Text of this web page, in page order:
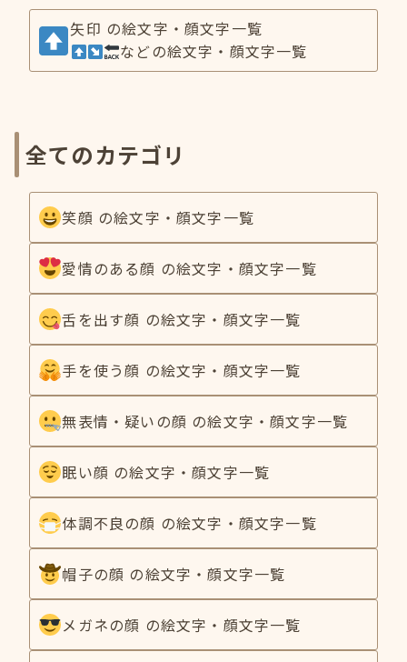
矢印 の絵文字・顔文字一覧
などの絵文字・顔文字一覧
全てのカテゴリ
笑顔 の絵文字・顔文字一覧
愛情のある顔 の絵文字・顔文字一覧
舌を出す顔 の絵文字・顔文字一覧
手を使う顔 の絵文字・顔文字一覧
無表情・疑いの顔 の絵文字・顔文字一覧
眠い顔 の絵文字・顔文字一覧
体調不良の顔 の絵文字・顔文字一覧
帽子の顔 の絵文字・顔文字一覧
メガネの顔 の絵文字・顔文字一覧